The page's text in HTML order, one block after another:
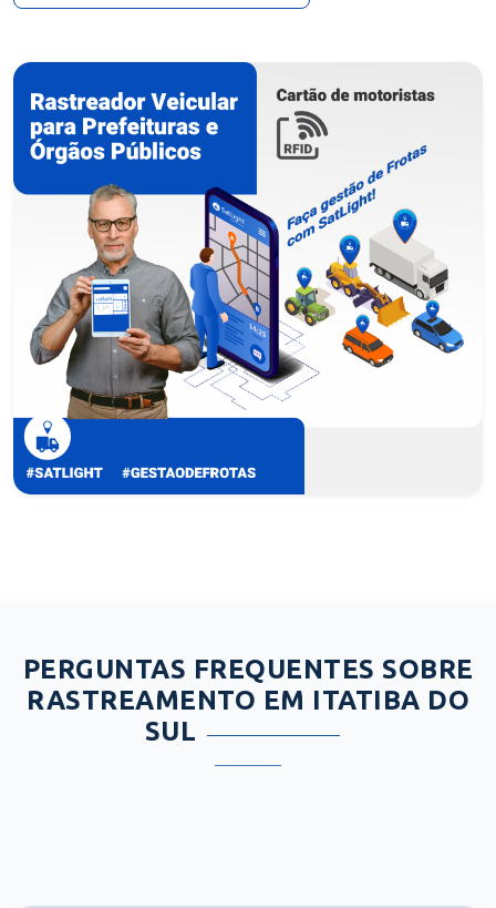
PERGUNTAS FREQUENTES SOBRE
RASTREAMENTO EM ITATIBA DO
SUL